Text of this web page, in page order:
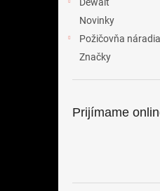
Novinky
Požičovňa náradia
Značky
Prijímame